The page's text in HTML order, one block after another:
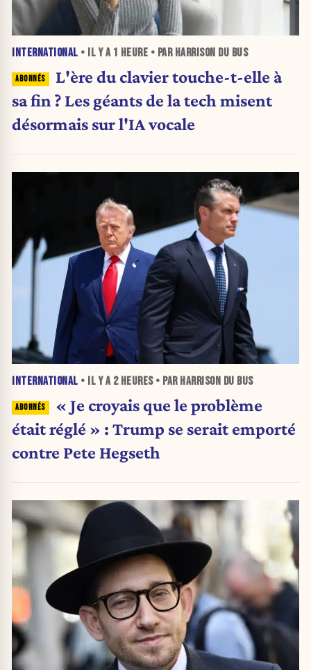
INTERNATIONAL • IL Y A 1 HEURE • PAR HARRISON DU BUS
L'ère du clavier touche-t-elle à
sa fin ? Les géants de la tech misent
désormais sur l'IA vocale
INTERNATIONAL • IL Y A 2 HEURES• PAR HARRISON DU BUS
« Je croyais que le problème
était réglé » : Trump se serait emporté
contre Pete Hegseth